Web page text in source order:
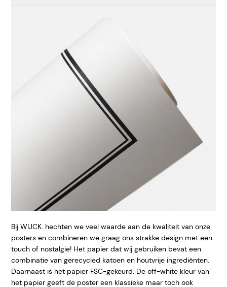
Bij WIJCK. hechten we veel waarde aan de kwaliteit van onze
posters en combineren we graag ons strakke design met een
touch of nostalgie! Het papier dat wij gebruiken bevat een
combinatie van gerecycled katoen en houtvrije ingrediënten.
Daarnaast is het papier FSC-gekeurd. De off-white kleur van
het papier geeft de poster een klassieke maar toch ook